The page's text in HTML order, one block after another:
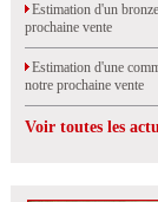
Estimation d'un
prochaine vente
Estimation d'une
notre prochaine vente
Voir toutes les